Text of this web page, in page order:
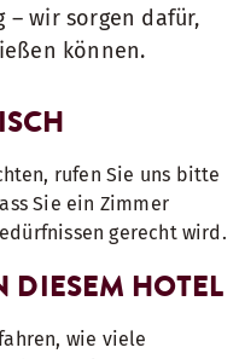
– wir sorgen dafür,
können.
rufen Sie uns bitte
Sie ein Zimmer
gerecht wird.
DIESEM HOTEL
wie viele